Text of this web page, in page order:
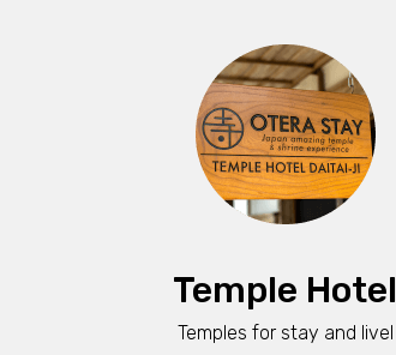
Temple Hotel
Temples for stay and livel